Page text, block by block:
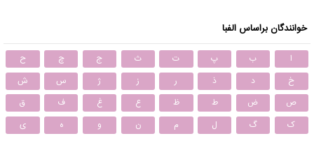
خوانندگان براساس الفبا
ا ب پ ت ث ج چ
ح
خ
د ذ ر ز ژ س
ش
ص
ض ط ظ ع غ ف
ق
ک
گ ل م ن و ه ی